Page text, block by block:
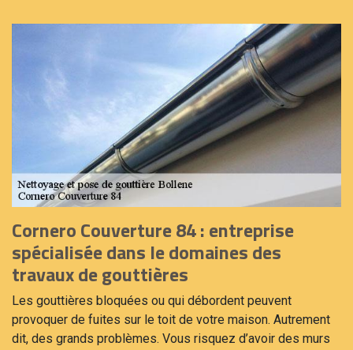
Cornero Couverture 84 : entreprise
spécialisée dans le domaines des
travaux de gouttières
Les gouttières bloquées ou qui débordent peuvent
provoquer de fuites sur le toit de votre maison. Autrement
dit, des grands problèmes. Vous risquez d’avoir des murs